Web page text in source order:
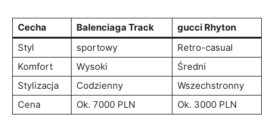
Cecha Balenciaga Track
gucci Rhyton
Styl
sportowy
Retro-casual
Komfort
Wysoki
Średni
Stylizacja
Codzienny
Wszechstronny
Cena
Ok. 7000 PLN Ok. 3000 PLN